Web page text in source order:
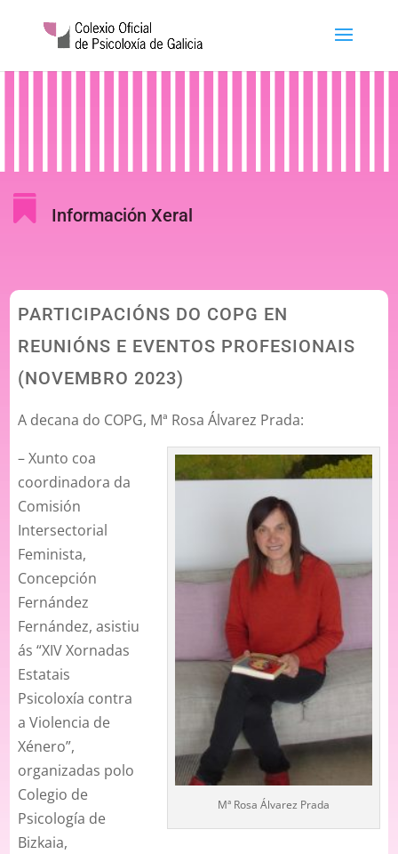
 Información Xeral
PARTICIPACIÓNS DO COPG EN
REUNIÓNS E EVENTOS PROFESIONAIS
(NOVEMBRO 2023)
A decana do COPG, Mª Rosa Álvarez Prada:
Mª Rosa Álvarez Prada
– Xunto coa
coordinadora da
Comisión
Intersectorial
Feminista,
Concepción
Fernández
Fernández, asistiu
ás “XIV Xornadas
Estatais
Psicoloxía contra
a Violencia de
Xénero”,
organizadas polo
Colegio de
Psicología de
Bizkaia,